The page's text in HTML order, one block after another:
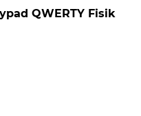
QWERTY Fisik